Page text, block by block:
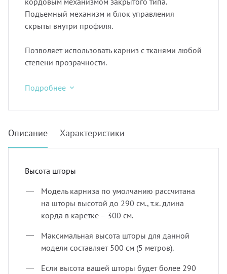
Подъемный механизм и блок управления
скрыты внутри профиля.
Позволяет использовать карниз с тканями любой
степени прозрачности.
Подробнее
Описание Характеристики
Высота шторы
Модель карниза по умолчанию рассчитана
на шторы высотой до 290 см., т.к. длина
корда в каретке – 300 см.
Максимальная высота шторы для данной
модели составляет 500 см (5 метров).
Если высота вашей шторы будет более 290